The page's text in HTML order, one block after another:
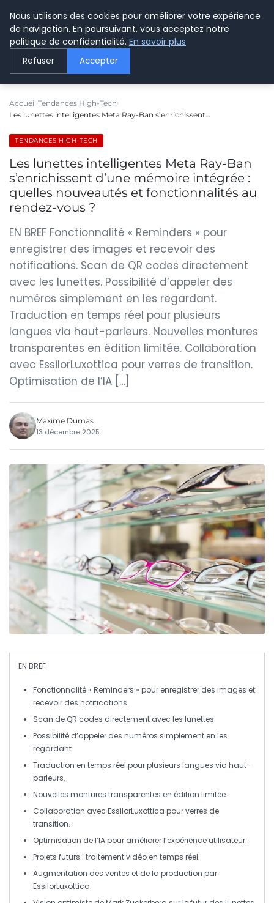
LE WEBMARKETING
Accueil Tendances High-Tech
Les lunettes intelligentes Meta Ray-Ban s’enrichissent…
TENDANCES HIGH-TECH
Les lunettes intelligentes Meta Ray-Ban
s’enrichissent d’une mémoire intégrée :
quelles nouveautés et fonctionnalités au
rendez-vous ?
EN BREF Fonctionnalité « Reminders » pour
enregistrer des images et recevoir des
notifications. Scan de QR codes directement
avec les lunettes. Possibilité d’appeler des
numéros simplement en les regardant.
Traduction en temps réel pour plusieurs
langues via haut-parleurs. Nouvelles montures
transparentes en édition limitée. Collaboration
avec EssilorLuxottica pour verres de transition.
Optimisation de l’IA […]
Maxime Dumas
13 décembre 2025
EN BREF
Fonctionnalité« Reminders » pour enregistrer des images et
recevoir des notifications.
Scan de QR codes directement avec les lunettes.
Possibilité d’appeler des numéros simplement en les
regardant.
Traduction en temps réel pour plusieurs langues via haut-
parleurs.
Nouvelles montures transparentes en édition limitée.
Collaboration avec EssilorLuxottica pour verres de
transition.
Optimisation de l’IApour améliorer l’expérience utilisateur.
Projets futurs : traitement vidéo en temps réel.
Augmentation des ventes et de la production par
EssilorLuxottica.
Nous utilisons des cookies pour améliorer votre expérience
de navigation. En poursuivant, vous acceptez notre
politique de confidentialité. En savoir plus
Refuser Accepter